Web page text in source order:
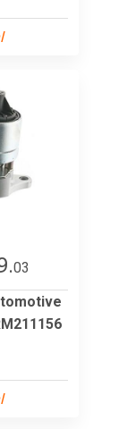
03